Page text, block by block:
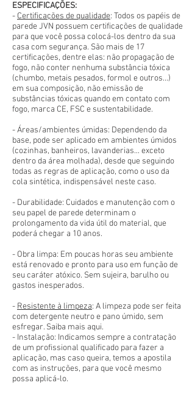
ESPECIFICAÇÕES:
- Certificações de qualidade: Todos os papéis de
parede JVN possuem certificações de qualidade
para que você possa colocá-los dentro da sua
casa com segurança. São mais de 17
certificações, dentre elas: não propagação de
fogo, não conter nenhuma substância tóxica
(chumbo, metais pesados, formol e outros...)
em sua composição, não emissão de
substâncias tóxicas quando em contato com
fogo, marca CE, FSC e sustentabilidade.
- Áreas/ambientes úmidas: Dependendo da
base, pode ser aplicado em ambientes úmidos
(cozinhas, banheiros, lavanderias... exceto
dentro da área molhada), desde que seguindo
todas as regras de aplicação, como o uso da
cola sintética, indispensável neste caso.
- Durabilidade: Cuidados e manutenção com o
seu papel de parede determinam o
prolongamento da vida útil do material, que
poderá chegar a 10 anos.
- Obra limpa: Em poucas horas seu ambiente
está renovado e pronto para uso em função de
seu caráter atóxico. Sem sujeira, barulho ou
gastos inesperados.
- Resistente à limpeza: A limpeza pode ser feita
com detergente neutro e pano úmido, sem
esfregar. Saiba mais aqui.
- Instalação: Indicamos sempre a contratação
de um profissional qualificado para fazer a
aplicação, mas caso queira, temos a apostila
com as instruções, para que você mesmo
possa aplicá-lo.